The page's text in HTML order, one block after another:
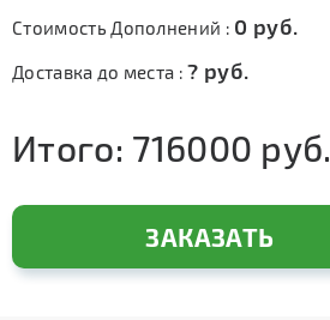
Стоимость Дополнений : 0 руб.
Доставка до места :? руб.
Итого: 716000 руб.
ЗАКАЗАТЬ